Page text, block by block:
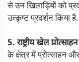
से उन खिलाड़ियों को
उत्कृष्ट प्रदर्शन किया है.
5. राष्ट्रीय खेल
के क्षेत्र में प्रोत्साहन